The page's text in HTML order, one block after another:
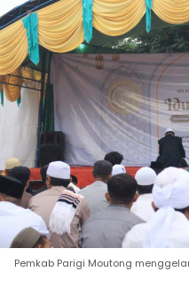
Pemkab Parigi Moutong